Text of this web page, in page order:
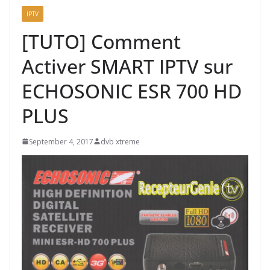
IPTV
[TUTO] Comment
Activer SMART IPTV sur
ECHOSONIC ESR 700 HD
PLUS
September 4, 2017 dvb xtreme